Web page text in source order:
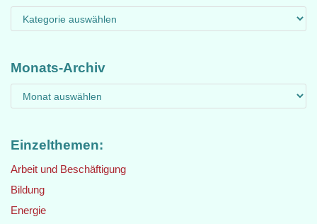
Monats-Archiv
Einzelthemen:
Arbeit und Beschäftigung
Bildung
Energie